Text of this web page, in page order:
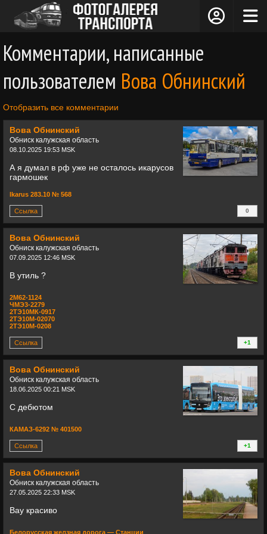
Комментарии, написанные
пользователем Вова Обнинский
Отобразить все комментарии
Вова Обнинский
Обниск калужская область
08.10.2025 19:53 MSK
А я думал в рф уже не осталось икарусов
гармошек
lkarus 283.10 № 568
Ссылка
0
+0
Вова Обнинский
Обниск калужская область
07.09.2025 12:46 MSK
В утиль ?
2М62-1124
ЧМЭ3-2279
2ТЭ10МК-0917
2ТЭ10М-02070
2ТЭ10М-0208
Ссылка
+1
+0
Вова Обнинский
Обниск калужская область
18.06.2025 00:21 MSK
С дебютом
КАМАЗ-6292 № 401500
Ссылка
+1
+0
Вова Обнинский
Обниск калужская область
27.05.2025 22:33 MSK
Вау красиво
Белорусская желзная дорога — Станции